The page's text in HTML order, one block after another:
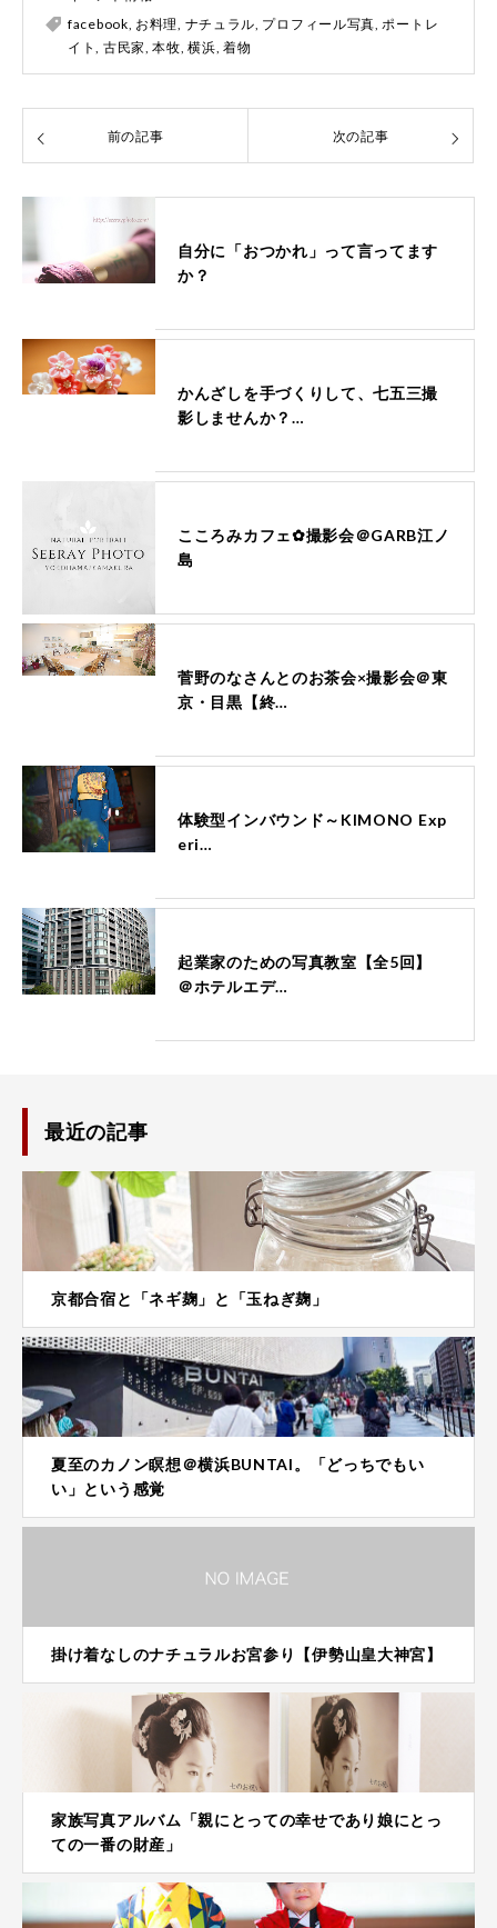
facebook お料理 ナチュラル プロフィール写真 ポートレ
イト
古民家 ,本牧 ,横浜 着物
前の記事 次の記事
自分に「おつかれ」って言ってます
か？
かんざしを手づくりして、七五三撮
影しませんか？…
こころみカフェ✿撮影会＠GARB江ノ
島
菅野のなさんとのお茶会×撮影会＠東
京・目黒【終…
体験型インバウンド～KIMONO Exp
eri…
起業家のための写真教室【全5回】
＠ホテルエデ…
最近の記事
京都合宿と「ネギ麹」と「玉ねぎ麹」
夏至のカノン瞑想＠横浜BUNTAI。「どっちでもい
い」という感覚
掛け着なしのナチュラルお宮参り【伊勢山皇大神宮】
家族写真アルバム「親にとっての幸せであり娘にとっ
ての一番の財産」